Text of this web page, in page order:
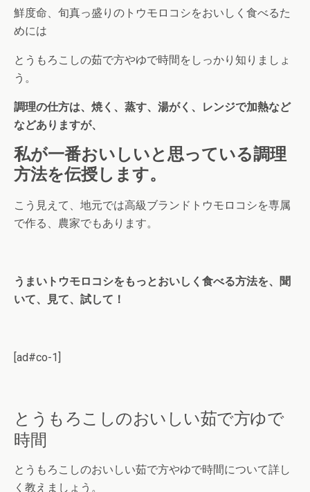
鮮度命、旬真っ盛りのトウモロコシをおいしく食べるた
めには
とうもろこしの茹で方やゆで時間をしっかり知りましょ
う。
調理の仕方は、焼く、蒸す、湯がく、レンジで加熱など
などありますが、
私が一番おいしいと思っている調理
方法を伝授します。
こう見えて、地元では高級ブランドトウモロコシを専属
で作る、農家でもあります。
うまいトウモロコシをもっとおいしく食べる方法を、聞
いて、見て、試して！
[ad#co-1]
とうもろこしのおいしい茹で方ゆで
時間
とうもろこしのおいしい茹で方やゆで時間について詳し
く教えましょう。